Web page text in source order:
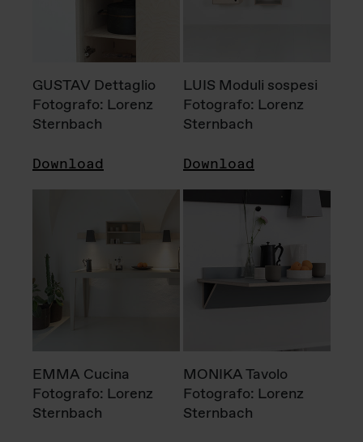
GUSTAV Dettaglio
Fotografo: Lorenz
Sternbach
Download
LUIS Moduli sospesi
Fotografo: Lorenz
Sternbach
Download
EMMA Cucina
Fotografo: Lorenz
Sternbach
MONIKA Tavolo
Fotografo: Lorenz
Sternbach